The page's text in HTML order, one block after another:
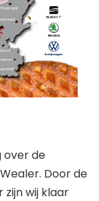
over de
Door de
wij klaar